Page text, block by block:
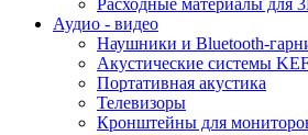
Аудио - видео
Наушники и Bluetooth-
Акустические системы
Портативная акустика
Телевизоры
Кронштейны для